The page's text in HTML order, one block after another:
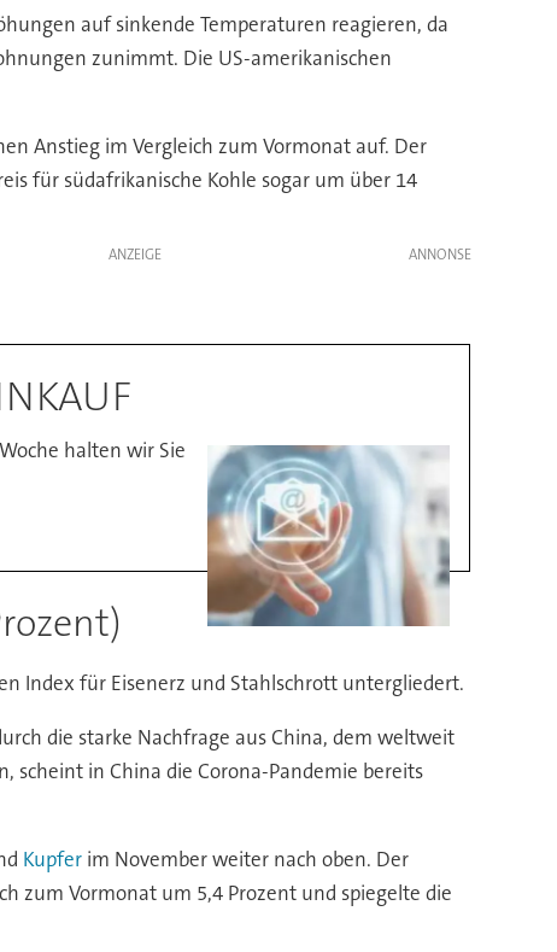
auf sinkende Temperaturen reagieren, da
zunimmt. Die US-amerikanischen
Anstieg im Vergleich zum Vormonat auf. Der
für südafrikanische Kohle sogar um über 14
ANZEIGE
halten wir Sie
Index für Eisenerz und Stahlschrott untergliedert.
die starke Nachfrage aus China, dem weltweit
in China die Corona-Pandemie bereits
Kupferim November weiter nach oben. Der
zum Vormonat um 5,4 Prozent und spiegelte die